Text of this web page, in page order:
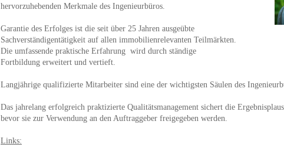
hervorzuhebenden Merkmale des Ingenieurbüros.
Garantie des Erfolges ist die seit über 25 Jahren ausgeübte
Sachverständigentätigkeit auf allen immobilienrelevanten Teilmärkten.
Die umfassende praktische Erfahrung wird durch ständige
Fortbildung erweitert und vertieft.
Langjährige qualifizierte Mitarbeiter sind eine der wichtigsten Säulen des
Das jahrelang erfolgreich praktizierte Qualitätsmanagement sichert die
bevor sie zur Verwendung an den Auftraggeber freigegeben werden.
Links: